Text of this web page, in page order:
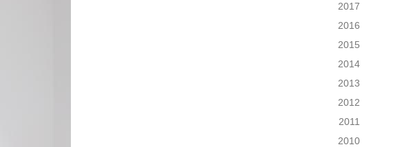
2017
2016
2015
2014
2013
2012
2011
2010